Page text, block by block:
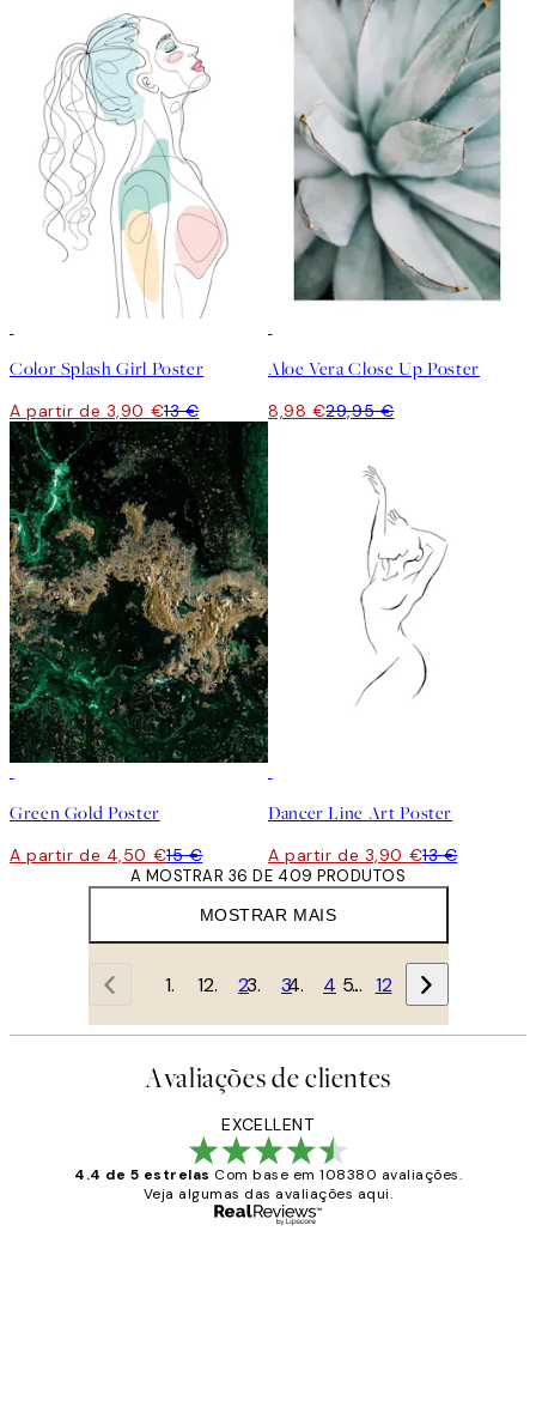
Color Splash Girl Poster
A partir de 3,90 €13 €
Aloe Vera Close Up Poster
8,98 €29,95 €
Green Gold Poster
A partir de 4,50 €15 €
Dancer Line Art Poster
A partir de 3,90 €13 €
MOSTRAR MAIS
A MOSTRAR 36 DE 409 PRODUTOS
1 2 3 4 … 12
Avaliações de clientes
EXCELLENT
4.4 de 5 estrelas Com base em 108380 avaliações.
Veja algumas das avaliações aqui.